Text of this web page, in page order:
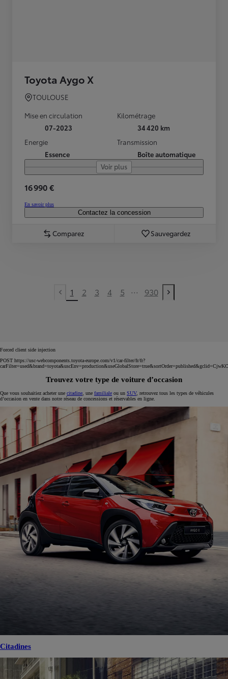
Toyota Aygo X
TOULOUSE
Mise en circulation
07-2023
Kilométrage
34 420 km
Energie
Essence
Transmission
Boîte automatique
Voir plus
16 990 €
En savoir plus
Contactez la concession
Comparez Sauvegardez
Previous page
1 2 3 4 5 ... 930
Next page
Forced client side injection
POST https://usc-webcomponents.toyota-europe.com/v1/car-filter/fr/fr?
Trouvez votre type de voiture d’occasion
Que vous souhaitiez acheter une citadine , une familiale ou un SUV, retrouvez tous les types de véhicules
d’occasion en vente dans notre réseau de concessions et réservables en ligne.
Citadines